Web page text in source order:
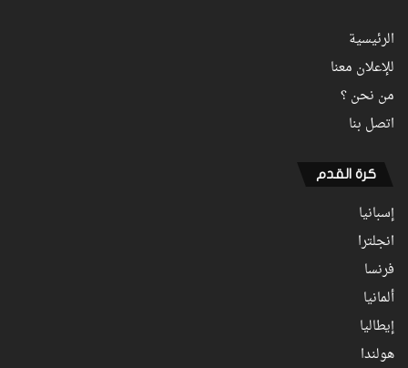
الرئيسية
للإعلان معنا
من نحن ؟
اتصل بنا
كرة القدم
إسبانيا
انجلترا
فرنسا
ألمانيا
إيطاليا
هولندا